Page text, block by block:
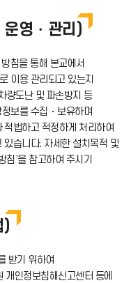
영・관리)
침을 통해 본교에서
이용 관리되고 있는지
량도난 및 파손방지 등
보를 수집・보유하며
법하고 적정하게 처리하여
습니다. 자세한 설치목적 및
’을 참고하여 주시기
)
받기 위하여
인정보침해신고센터 등에